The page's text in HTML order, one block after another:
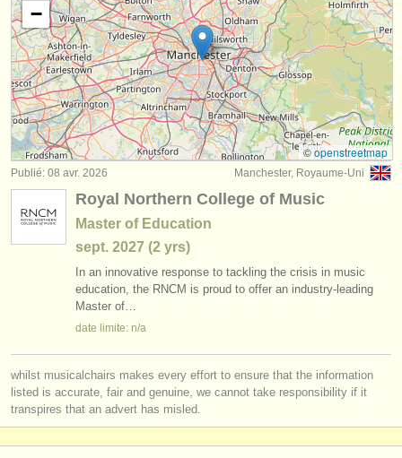
stages/cours
concours/prix
instruments à vendre
instruments volés
annuaires:
orchestres et l'opéra
conservatoires
orchestres de jeunes
contactez nous
rss feeds
jobs - enseignement: violon (7)
stages/masterclass violon (21)
degree courses: violon (10)
concours de violon (53)
achat violon (65)
violon perdu (228)
−
©openstreetmap
Manchester, Royaume-Uni
Publié: 08 avr. 2026
Royal Northern College of Music
Master of Education
sept. 2027 (2 yrs)
In an innovative response to tackling the crisis in music
education, the RNCM is proud to offer an industry-leading
Master of…
date limite: n/a
whilst musicalchairs makes every effort to ensure that the information
listed is accurate, fair and genuine, we cannot take responsibility if it
transpires that an advert has misled.